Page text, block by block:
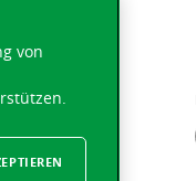
von